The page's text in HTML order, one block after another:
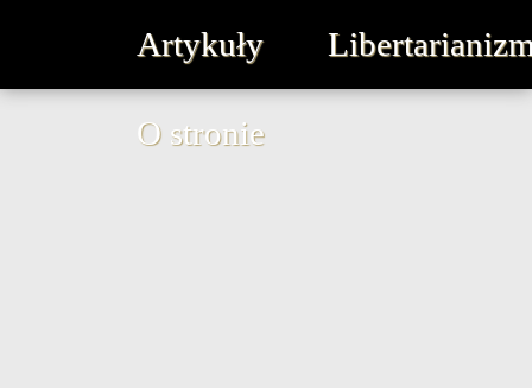
Artykuły
O stronie